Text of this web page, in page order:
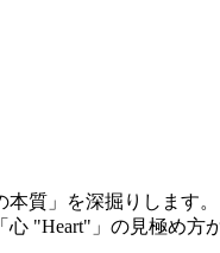
質」を深掘りします
"Heart"」の見極め方